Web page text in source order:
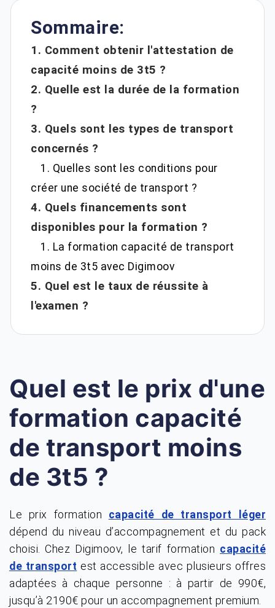
Sommaire:
1. Comment obtenir l'attestation de
capacité moins de 3t5 ?
2. Quelle est la durée de la formation
?
3. Quels sont les types de transport
concernés ?
1. Quelles sont les conditions pour
créer une société de transport ?
4. Quels financements sont
disponibles pour la formation ?
1. La formation capacité de transport
moins de 3t5 avec Digimoov
5. Quel est le taux de réussite à
l'examen ?
Quel est le prix d'une
formation capacité
de transport moins
de 3t5 ?
Le prix formation capacité de transport léger
dépend du niveau d’accompagnement et du pack
choisi. Chez Digimoov, le tarif formation capacité
de transport est accessible avec plusieurs offres
adaptées à chaque personne : à partir de 990€,
jusqu’à 2190€ pour un accompagnement premium.